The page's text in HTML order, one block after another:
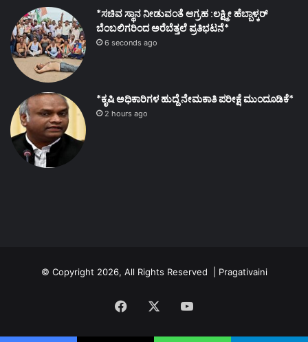
*ಸಚಿವ ಸ್ಥಾನ ನೀಡುವಂತೆ ಆಗ್ರಹ :ಲಕ್ಷ್ಮೀ ಹೆಬ್ಬಾಳ್ಕರ್
ಬೆಂಬಲಿಗರಿಂದ ಅರೆಬೆತ್ತಲೆ ಪ್ರತಿಭಟನೆ*
6 seconds ago
*ಕೃಷಿ ಅಧಿಕಾರಿಗಳ ಹುದ್ದೆ ನೇಮಕಾತಿ ಪರೀಕ್ಷೆ ಮುಂದೂಡಿಕೆ*
2 hours ago
© Copyright 2026, All Rights Reserved | Pragativaini
Facebook YouTube